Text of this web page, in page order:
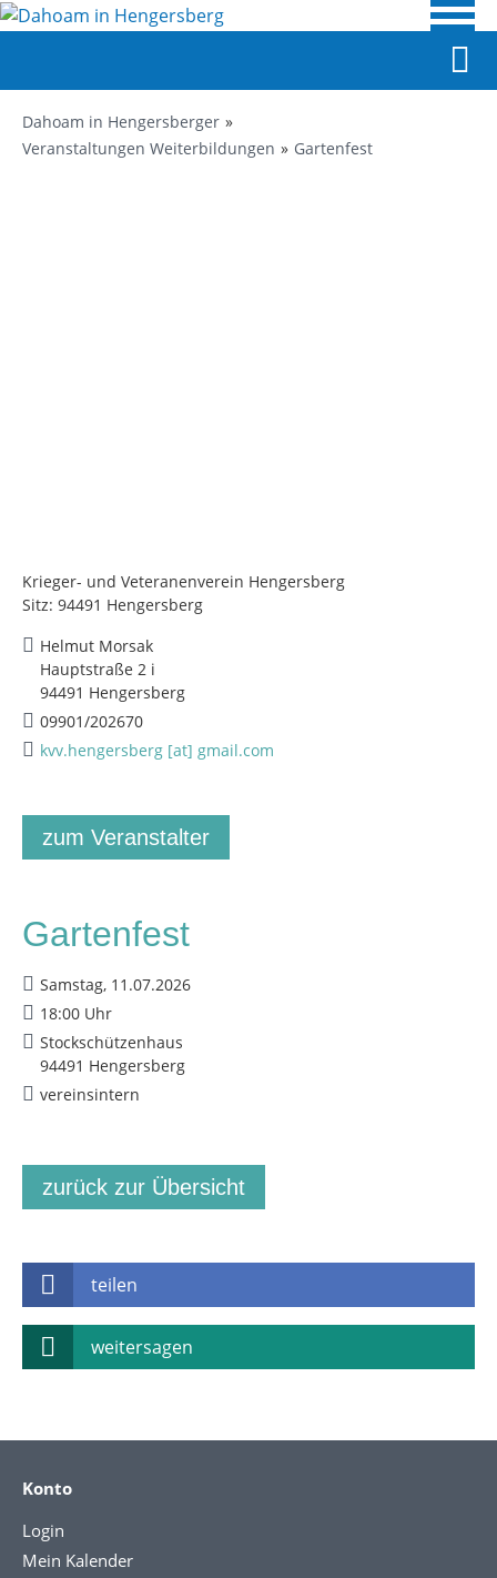
Dahoam in Hengersberger
Veranstaltungen Weiterbildungen
Gartenfest
Krieger- und Veteranenverein Hengersberg
Sitz: 94491 Hengersberg
Helmut Morsak
Hauptstraße 2 i
94491 Hengersberg
09901/202670
kvv.hengersberg [at] gmail.com
zum Veranstalter
Gartenfest
Samstag, 11.07.2026
18:00 Uhr
Stockschützenhaus
94491 Hengersberg
vereinsintern
zurück zur Übersicht
teilen
weitersagen
Konto
Login
Mein Kalender